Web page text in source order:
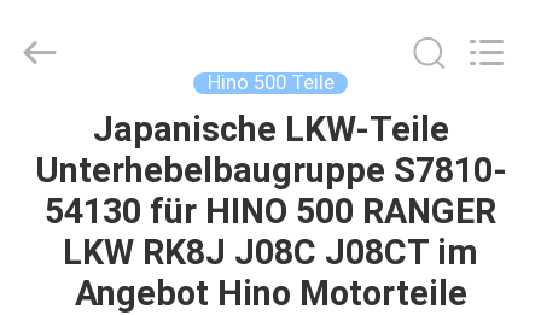
PRODUKTE
ÜBER
Hino 500 Teile
Japanische LKW-Teile
Unterhebelbaugruppe S7810-
54130 für HINO 500 RANGER
LKW RK8J J08C J08CT im
Angebot Hino Motorteile